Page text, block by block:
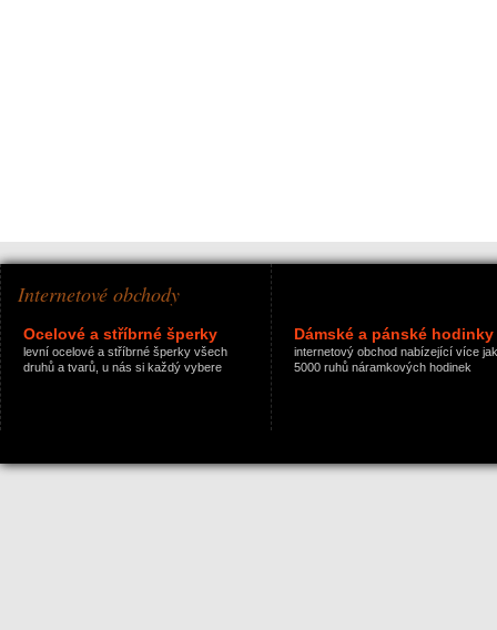
Internetové obchody
Ocelové a stříbrné šperky
levní ocelové a stříbrné šperky všech
druhů a tvarů, u nás si každý vybere
Dámské a pánské hodinky
internetový obchod nabízející více jak
5000 ruhů náramkových hodinek